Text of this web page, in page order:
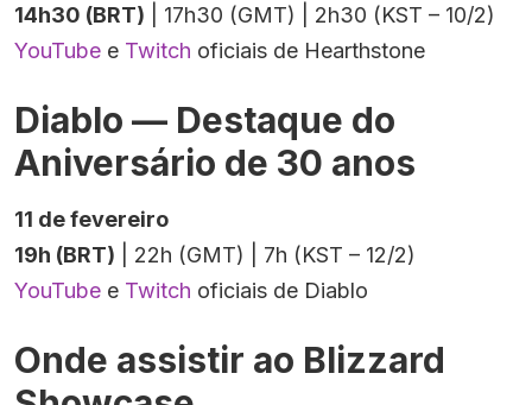
14h30 (BRT) | 17h30 (GMT) | 2h30 (KST – 10/2)
YouTube e Twitch oficiais de Hearthstone
Diablo — Destaque do
Aniversário de 30 anos
11 de fevereiro
19h (BRT) | 22h (GMT) | 7h (KST – 12/2)
YouTube e Twitch oficiais de Diablo
Onde assistir ao Blizzard